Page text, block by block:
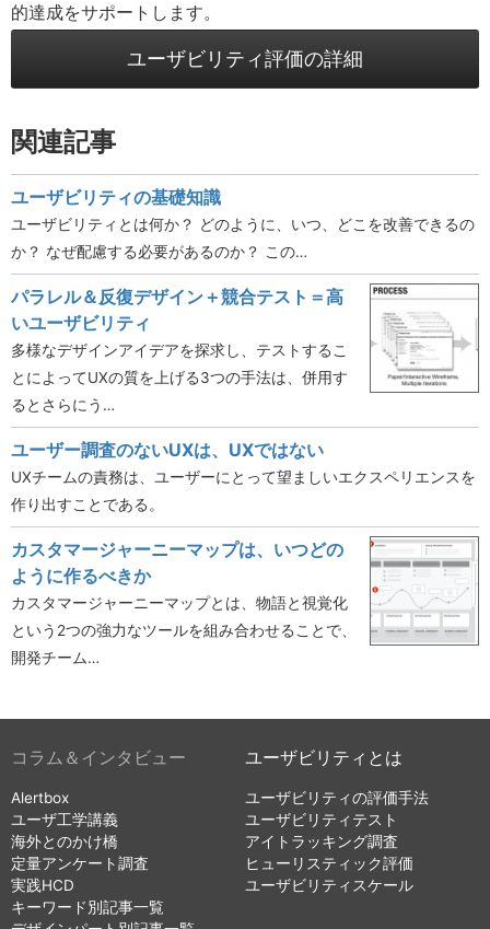
的達成をサポートします。
ユーザビリティ評価の詳細
関連記事
ユーザビリティの基礎知識
ユーザビリティとは何か？ どのように、いつ、どこを改善できるの
か？ なぜ配慮する必要があるのか？ この…
パラレル＆反復デザイン＋競合テスト＝高
いユーザビリティ
多様なデザインアイデアを探求し、テストするこ
とによってUXの質を上げる3つの手法は、併用す
るとさらにう…
ユーザー調査のないUXは、UXではない
UXチームの責務は、ユーザーにとって望ましいエクスペリエンスを
作り出すことである。
カスタマージャーニーマップは、いつどの
ように作るべきか
カスタマージャーニーマップとは、物語と視覚化
という2つの強力なツールを組み合わせることで、
開発チーム…
コラム＆インタビュー
Alertbox
ユーザ工学講義
海外とのかけ橋
定量アンケート調査
実践HCD
キーワード別記事一覧
ユーザビリティとは
ユーザビリティの評価手法
ユーザビリティテスト
アイトラッキング調査
ヒューリスティック評価
ユーザビリティスケール